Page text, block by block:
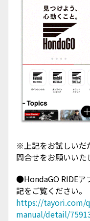
※上記をお試しいだ
問合せをお願いいた
●HondaGO RIDEア
記をご覧ください。
https://tayori.com/
manual/detail/